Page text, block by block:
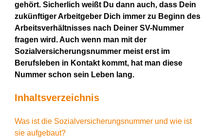
gehört. Sicherlich weißt Du dann auch, dass Dein
zukünftiger Arbeitgeber Dich immer zu Beginn des
Arbeitsverhältnisses nach Deiner SV-Nummer
fragen wird. Auch wenn man mit der
Sozialversicherungsnummer meist erst im
Berufsleben in Kontakt kommt, hat man diese
Nummer schon sein Leben lang.
Inhaltsverzeichnis
Was ist die Sozialversicherungsnummer und wie ist
sie aufgebaut?